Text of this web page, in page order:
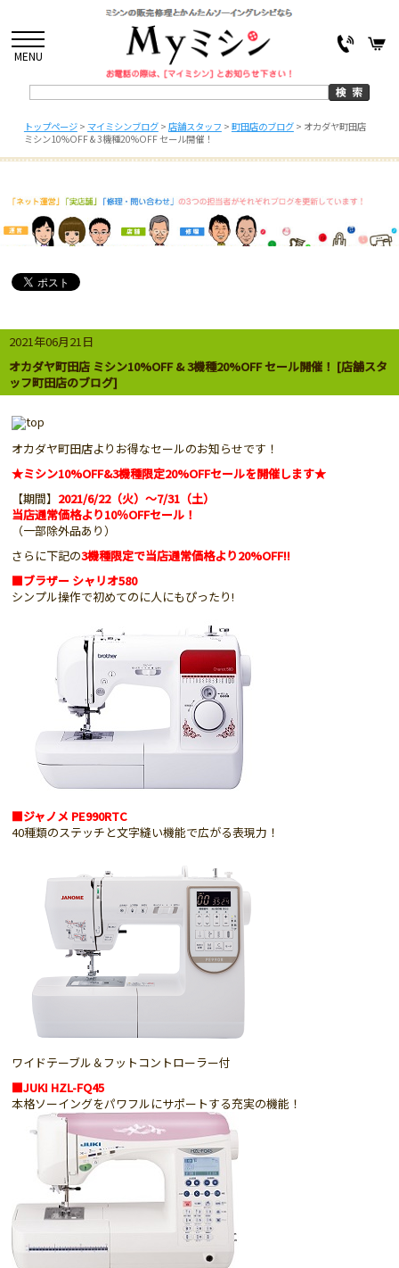
MENU
トップページ> マイミシンブログ> 店舗スタッフ > 町田店のブログ> オカダヤ町田店
ミシン10%OFF & 3機種20%OFF セール開催！
2021年06月21日
オカダヤ町田店 ミシン10%OFF & 3機種20%OFF セール開催！ [店舗スタ
ッフ町田店のブログ]
オカダヤ町田店よりお得なセールのお知らせです！
★ミシン10%OFF&3機種限定20%OFFセールを開催します★
【期間】 2021/6/22（火）～7/31（土）
当店通常価格より10％OFFセール！
（一部除外品あり）
さらに下記の3機種限定で当店通常価格より20%OFF!!
■ブラザー シャリオ580
シンプル操作で初めてのに人にもぴったり!
■ジャノメ PE990RTC
40種類のステッチと文字縫い機能で広がる表現力！
ワイドテーブル＆フットコントローラー付
■JUKI HZL-FQ45
本格ソーイングをパワフルにサポートする充実の機能！